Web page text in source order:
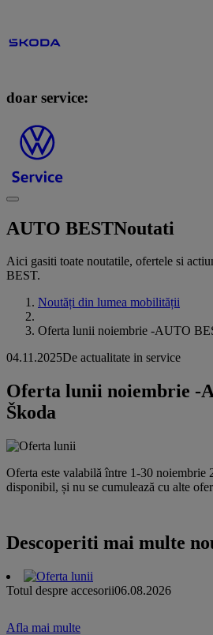
doar service:
AUTO BESTNoutati
Aici gasiti toate noutatile, ofertele si
BEST.
Noutăți din lumea mobilității
Oferta lunii noiembrie -AUTO
04.11.2025De actualitate in service
Oferta lunii noiembrie -
Škoda
Oferta este valabilă între 1-30 noiembrie
disponibil, și nu se cumulează cu alte
Descoperiti mai multe
Totul despre accesorii06.08.2026
Afla mai multe